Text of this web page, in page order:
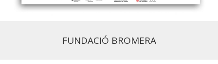
FUNDACIÓ BROMERA